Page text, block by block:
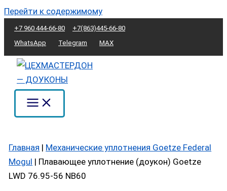
Перейти к содержимому
+7 960 444-66-80
+7(863)445-66-80
WhatsApp
Telegram MAX
Главная | Механические уплотнения Goetze Federal
Mogul | Плавающее уплотнение (доукон) Goetze
LWD 76.95-56 NB60